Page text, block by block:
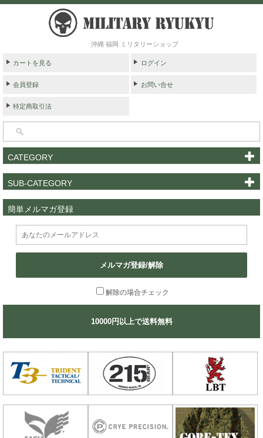
沖縄 福岡 ミリタリーショップ
カートを見る ログイン
会員登録 お問い合せ
特定商取引法
CATEGORY
SUB-CATEGORY
簡単メルマガ登録
メルマガ登録/解除
解除の場合チェック
10000円以上で送料無料